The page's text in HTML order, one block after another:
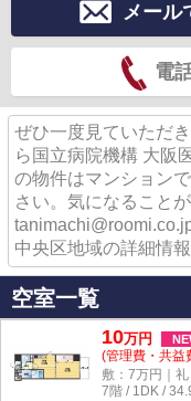
メール
電
ぜひ一度見ていただ
ら国立病院機構 大阪
の物件はマンション
さい。気になること
中央区地域の詳細情
空室一覧
10万円
(管理費・共益
敷：7万円｜礼
7階 / 1DK /